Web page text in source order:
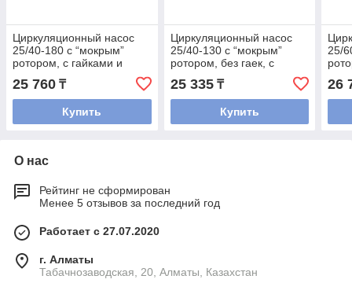
Циркуляционный насос
25/40-180 с “мокрым”
ротором, с гайками и
кабелем, серия: VMCP01
25 760 ₸
Купить
Циркуляционный насос
25/40-130 с “мокрым”
ротором, без гаек, с
кабелем, серия: VMCP01
25 335₸
Купить
25/
26
О нас
Рейтинг не сформирован
Менее 5 отзывов за последний год
Работает с 27.07.2020
г. Алматы
Табачнозаводская, 20, Алматы, Казахстан